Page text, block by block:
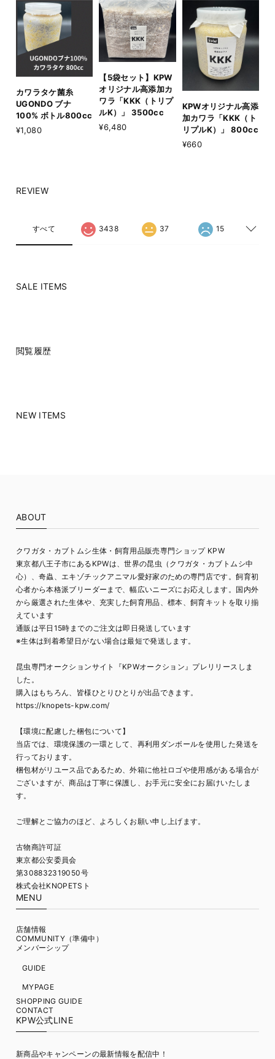
カワラタケ菌糸
UGONDO ブナ
100% ボトル800cc
¥1,080
【5袋セット】KPW
オリジナル高添加カ
ワラ「KKK（トリプ
ルK）」 3500cc
¥6,480
KPWオリジナル高添
加カワラ「KKK（ト
リプルK）」 800cc
¥660
REVIEW
すべて 3438 37 15
SALE ITEMS
閲覧履歴
NEW ITEMS
ABOUT
クワガタ・カブトムシ生体・飼育用品販売専門ショップ KPW
東京都八王子市にあるKPWは、世界の昆虫（クワガタ・カブトムシ中
心）、奇蟲、エキゾチックアニマル愛好家のための専門店です。飼育初
心者から本格派ブリーダーまで、幅広いニーズにお応えします。国内外
から厳選された生体や、充実した飼育用品、標本、飼育キットを取り揃
えています
通販は平日15時までのご注文は即日発送しています
※生体は到着希望日がない場合は最短で発送します。
昆虫専門オークションサイト『KPWオークション』プレリリースしま
した。
購入はもちろん、皆様ひとりひとりが出品できます。
https://knopets-kpw.com/
【環境に配慮した梱包について】
当店では、環境保護の一環として、再利用ダンボールを使用した発送を
行っております。
梱包材がリユース品であるため、外箱に他社ロゴや使用感がある場合が
ございますが、商品は丁寧に保護し、お手元に安全にお届けいたしま
す。
ご理解とご協力のほど、よろしくお願い申し上げます。
古物商許可証
東京都公安委員会
第308832319050号
株式会社KNOPETSト
MENU
店舗情報
COMMUNITY（準備中）
メンバーシップ
GUIDE
MYPAGE
SHOPPING GUIDE
CONTACT
KPW公式LINE
新商品やキャンペーンの最新情報を配信中！